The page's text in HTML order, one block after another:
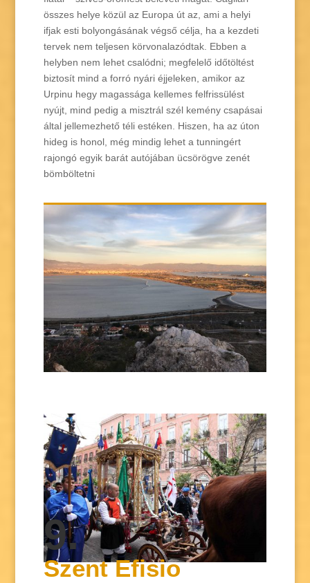
összes helye közül az Europa út az, ami a helyi
ifjak esti bolyongásának végső célja, ha a kezdeti
tervek nem teljesen körvonalazódtak. Ebben a
helyben nem lehet csalódni; megfelelő időtöltést
biztosít mind a forró nyári éjjeleken, amikor az
Urpinu hegy magassága kellemes felfrissülést
nyújt, mind pedig a misztrál szél kemény csapásai
által jellemezhető téli estéken. Hiszen, ha az úton
hideg is honol, még mindig lehet a tunningért
rajongó egyik barát autójában ücsörögve zenét
bömböltetni
9.
Szent Efisio